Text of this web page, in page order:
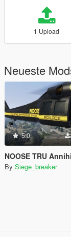
1 Upload
Neueste
5.0
NOOSE TRU Annihilator
By Siege_breaker